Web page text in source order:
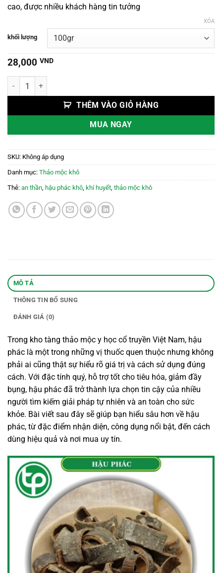
cao, được nhiều khách hàng tin tưởng
khối lượng
XÓA
28,000 VND
Hậu Phác số lượng
THÊM VÀO GIỎ HÀNG
MUA NGAY
SKU: Không áp dụng
Danh mục: Thảo mộc khô
Thẻ: an thần, hậu phác khô, khí huyết, thảo mộc khô
MÔ TẢ
THÔNG TIN BỔ SUNG
ĐÁNH GIÁ (0)
Trong kho tàng thảo mộc y học cổ truyền Việt Nam, hậu
phác là một trong những vị thuốc quen thuộc nhưng không
phải ai cũng thật sự hiểu rõ giá trị và cách sử dụng đúng
cách. Với đặc tính quý, hỗ trợ tốt cho tiêu hóa, giảm đầy
bụng, hậu phác đã trở thành lựa chọn tin cậy của nhiều
người tìm kiếm giải pháp tự nhiên và an toàn cho sức
khỏe. Bài viết sau đây sẽ giúp bạn hiểu sâu hơn về hậu
phác, từ đặc điểm nhận diện, công dụng nổi bật, đến cách
dùng hiệu quả và nơi mua uy tín.